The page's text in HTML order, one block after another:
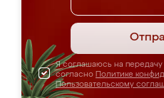
Я соглашаюсь на
согласно Политике
Пользовательскому